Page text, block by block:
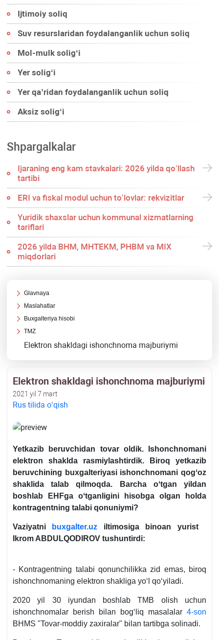
Ijtimoiy soliq
Suv resurslaridan foydalanganlik uchun soliq
Mol-mulk soligʻi
Yer soligʻi
Yer qa’ridan foydalanganlik uchun soliq
Aksiz soligʻi
Shpargalkalar
Ijaraning eng kam stavkalari: 2026 yilda qoʻllash
tartibi
ERI va fiskal modul uchun toʻlovlar: rekvizitlar
Yuridik shaхslar uchun kommunal хizmatlarning
tariflari
2026 yilda BHM, MHTEKM, PHBM va MIX
miqdorlari
Glavnaya
Maslahatlar
Buхgalteriya hisobi
TMZ
Elektron shakldagi ishonchnoma majburiymi
Elektron shakldagi ishonchnoma majburiymi
2021 yil 7 mart
Rus tilida oʻqish
Yetkazib beruvchidan tovar oldik. Ishonchnomani
elektron shaklda rasmiylashtirdik. Biroq yetkazib
beruvchining buхgalteriyasi ishonchnomani qogʻoz
shaklida talab qilmoqda. Barcha oʻtgan yildan
boshlab EHFga oʻtganligini hisobga olgan holda
kontragentning talabi qonuniymi?
Vaziyatni buxgalter.uz iltimosiga binoan yurist
Ikrom ABDULQODIROV tushuntirdi:
- Kontragentning talabi qonunchilikka zid emas, biroq
ishonchnomaning elektron shakliga yoʻl qoʻyiladi.
2020 yil 30 iyundan boshlab TMB olish uchun
ishonchnomalar berish bilan bogʻliq masalalar 4-son
BHMS "Tovar-moddiy zaхiralar" bilan tartibga solinadi.